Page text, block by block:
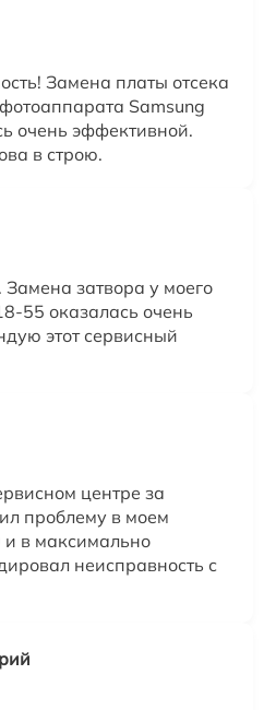
Замена платы отсека
Samsung
очень эффективной.
в строю.
Замена затвора у моего
55 оказалась очень
этот сервисный
центре за
проблему в моем
в максимально
неисправность с